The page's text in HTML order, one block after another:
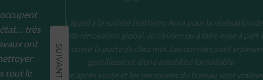
état… très
ont
tout le
J’ai fait appel à la société Isotherm Aura pour la réalisation
travaux de rénovation global. Je n’ai rien eu à faire mise à part
pour leur ouvrir la porte de chez moi. Les ouvriers sont
gentillesse et d’une amabilité formidable.
Le service après vente et les personnes du bureau sont
SUIVANT